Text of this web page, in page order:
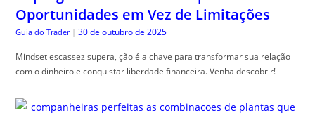
Oportunidades em Vez de Limitações
Guia do Trader | 30 de outubro de 2025
Mindset escassez supera, ção é a chave para transformar sua relação
com o dinheiro e conquistar liberdade financeira. Venha descobrir!